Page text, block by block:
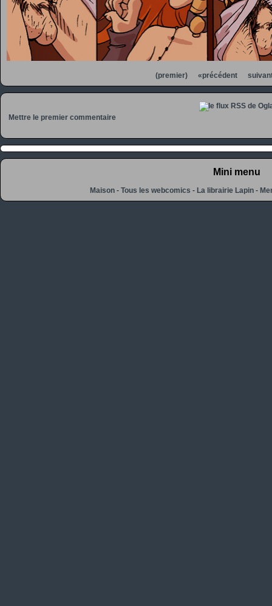
(premier) «précédent
Mettre le premier commentaire
Mini menu
Maison -Tous les webcomics -La librairie Lapin -